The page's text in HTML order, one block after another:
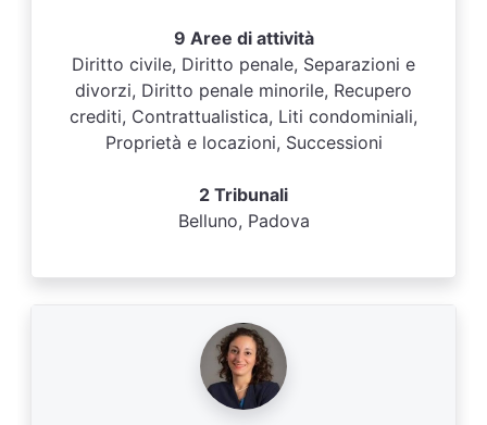
9 Aree di attività
Diritto civile, Diritto penale, Separazioni e
divorzi, Diritto penale minorile, Recupero
crediti, Contrattualistica, Liti condominiali,
Proprietà e locazioni, Successioni
2 Tribunali
Belluno, Padova